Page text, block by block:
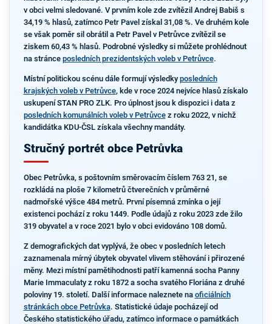
v obci velmi sledované. V prvním kole zde zvítězil Andrej Babiš s
34,19 % hlasů, zatímco Petr Pavel získal 31,08 %. Ve druhém kole
se však poměr sil obrátil a Petr Pavel v Petrůvce zvítězil se
ziskem 60,43 % hlasů. Podrobné výsledky si můžete prohlédnout
na stránce posledních prezidentských voleb v Petrůvce.
Místní politickou scénu dále formují výsledky posledních
krajských voleb v Petrůvce, kde v roce 2024 nejvíce hlasů získalo
uskupení STAN PRO ZLK. Pro úplnost jsou k dispozici i data z
posledních komunálních voleb v Petrůvcez roku 2022, v nichž
kandidátka KDU-ČSL získala všechny mandáty.
Stručný portrét obce Petrůvka
Obec Petrůvka, s poštovním směrovacím číslem 763 21, se
rozkládá na ploše 7 kilometrů čtverečních v průměrné
nadmořské výšce 484 metrů. První písemná zmínka o její
existenci pochází z roku 1449. Podle údajů z roku 2023 zde žilo
319 obyvatel a v roce 2021 bylo v obci evidováno 108 domů.
Z demografických dat vyplývá, že obec v posledních letech
zaznamenala mírný úbytek obyvatel vlivem stěhování i přirozené
měny. Mezi místní pamětihodnosti patří kamenná socha Panny
Marie Immaculaty z roku 1872 a socha svatého Floriána z druhé
poloviny 19. století. Další informace naleznete na oficiálních
stránkách obce Petrůvka. Statistické údaje pocházejí od
Českého statistického úřadu, zatímco informace o památkách